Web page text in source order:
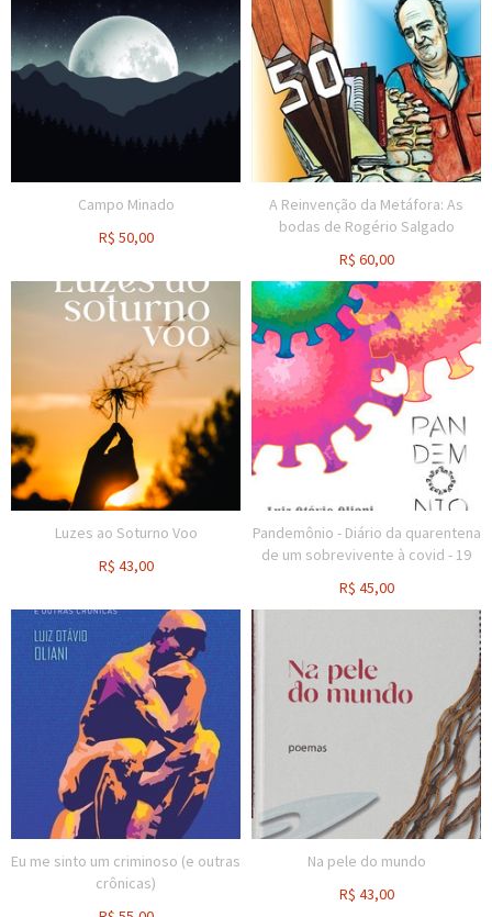
Campo Minado
R$ 50,00
A Reinvenção da Metáfora: As
bodas de Rogério Salgado
R$ 60,00
Luzes ao Soturno Voo
R$ 43,00
Pandemônio - Diário da quarentena
de um sobrevivente à covid - 19
R$ 45,00
Eu me sinto um criminoso (e outras
crônicas)
Na pele do mundo
R$ 43,00